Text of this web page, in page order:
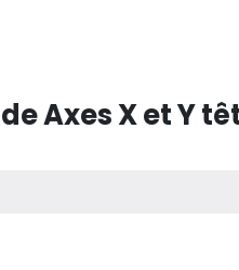
Axes X et Y